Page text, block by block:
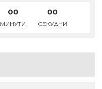
00
МИНУТИ
00
СЕКУДНИ